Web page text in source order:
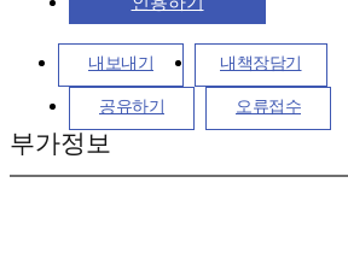
내보내기 내책장담기
공유하기 오류접수
부가정보